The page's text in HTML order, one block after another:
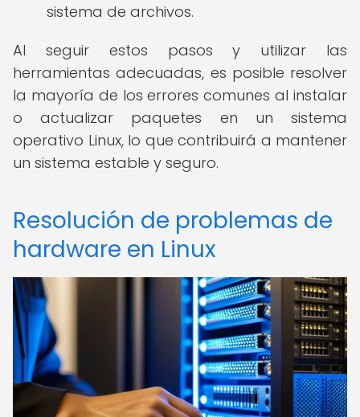
sistema de archivos.
Al seguir estos pasos y utilizar las
herramientas adecuadas, es posible resolver
la mayoría de los errores comunes al instalar
o actualizar paquetes en un sistema
operativo Linux, lo que contribuirá a mantener
un sistema estable y seguro.
Resolución de problemas de
hardware en Linux